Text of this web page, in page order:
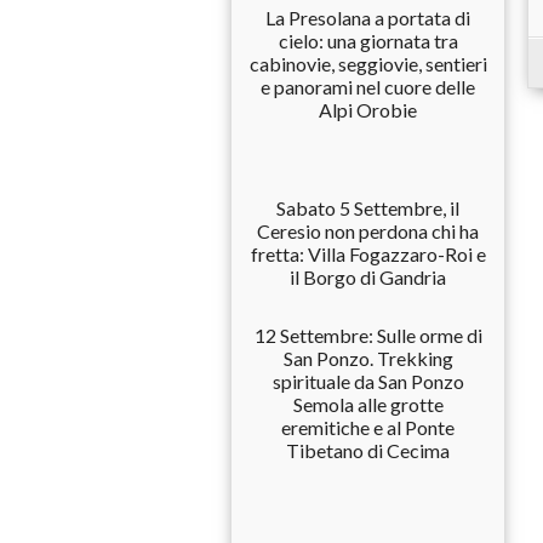
La Presolana a portata di
cielo: una giornata tra
cabinovie, seggiovie, sentieri
e panorami nel cuore delle
Alpi Orobie
Sabato 5 Settembre, il
Ceresio non perdona chi ha
fretta: Villa Fogazzaro-Roi e
il Borgo di Gandria
12 Settembre: Sulle orme di
San Ponzo. Trekking
spirituale da San Ponzo
Semola alle grotte
eremitiche e al Ponte
Tibetano di Cecima